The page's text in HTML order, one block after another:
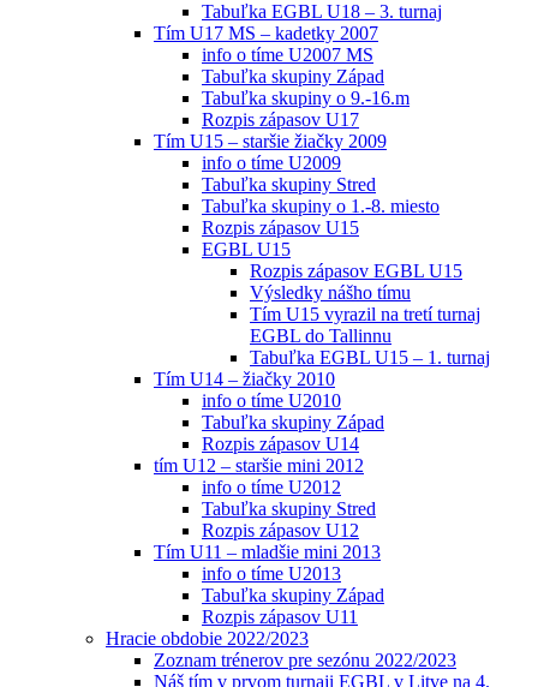
Tabuľka EGBL U18 – 3. turnaj
Tím U17 MS – kadetky 2007
info o tíme U2007 MS
Tabuľka skupiny Západ
Tabuľka skupiny o 9.-16.m
Rozpis zápasov U17
Tím U15 – staršie žiačky 2009
info o tíme U2009
Tabuľka skupiny Stred
Tabuľka skupiny o 1.-8. miesto
Rozpis zápasov U15
EGBL U15
Rozpis zápasov EGBL U15
Výsledky nášho tímu
Tím U15 vyrazil na tretí turnaj
EGBL do Tallinnu
Tabuľka EGBL U15 – 1. turnaj
Tím U14 – žiačky 2010
info o tíme U2010
Tabuľka skupiny Západ
Rozpis zápasov U14
tím U12 – staršie mini 2012
info o tíme U2012
Tabuľka skupiny Stred
Rozpis zápasov U12
Tím U11 – mladšie mini 2013
info o tíme U2013
Tabuľka skupiny Západ
Rozpis zápasov U11
Hracie obdobie 2022/2023
Zoznam trénerov pre sezónu 2022/2023
Náš tím v prvom turnaji EGBL v Litve na 4.